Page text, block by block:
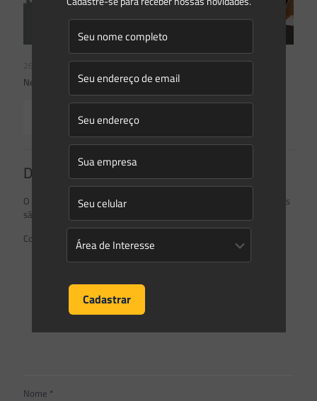
26/05/2026
Newsletter Saes Advogados | Ed. nº240
Read more
Deixe um comentário
O seu endereço de e-mail não será publicado.
Campos obrigatórios
são marcados com
Comentário
Nome *